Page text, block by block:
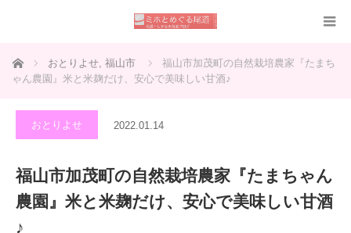
ホーム おとりよせ, 福山市
福山市加茂町の自然栽培農家『たまち
ゃん農園』米と米麹だけ、安心で美味しい甘酒♪
おとりよせ 2022.01.14
福山市加茂町の自然栽培農家『たまちゃん
農園』米と米麹だけ、安心で美味しい甘酒
♪